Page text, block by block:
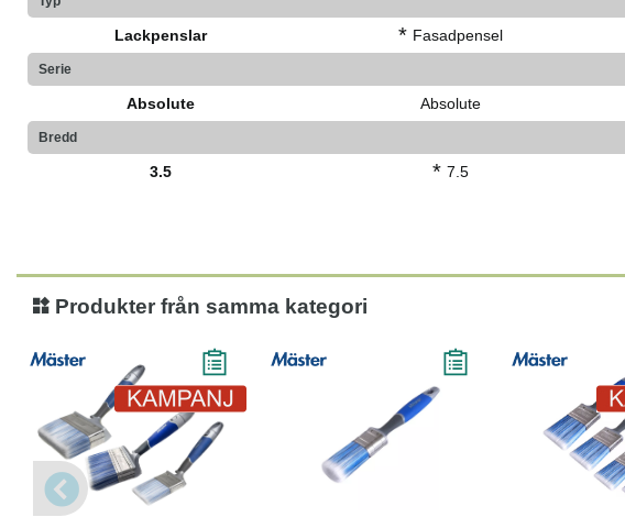
Lackpenslar * Fasadpensel
Serie
Absolute Absolute
Bredd
3.5 * 7.5
Produkter från samma kategori
-33% Läs mer Läs mer